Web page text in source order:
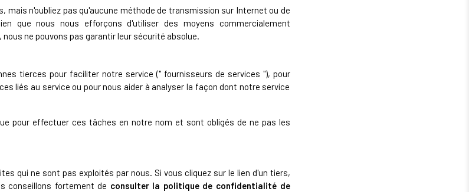
mais n'oubliez pas qu'aucune méthode de transmission sur Internet ou de
que nous nous efforçons d'utiliser des moyens commercialement
ne pouvons pas garantir leur sécurité absolue.
tierces pour faciliter notre service (" fournisseurs de services "), pour
liés au service ou pour nous aider à analyser la façon dont notre service
pour effectuer ces tâches en notre nom et sont obligés de ne pas les
qui ne sont pas exploités par nous. Si vous cliquez sur le lien d'un tiers,
conseillons fortement de consulter la politique de confidentialité de